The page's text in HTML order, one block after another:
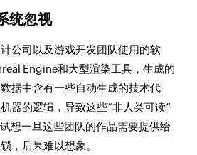
统忽视
公司以及游戏开发团队使用的软
Engine和大型渲染工具，生成的
据中含有一些自动生成的技术代
器的逻辑，导致这些“非人类可读”
想一旦这些团队的作品需要提供给
，后果难以想象。